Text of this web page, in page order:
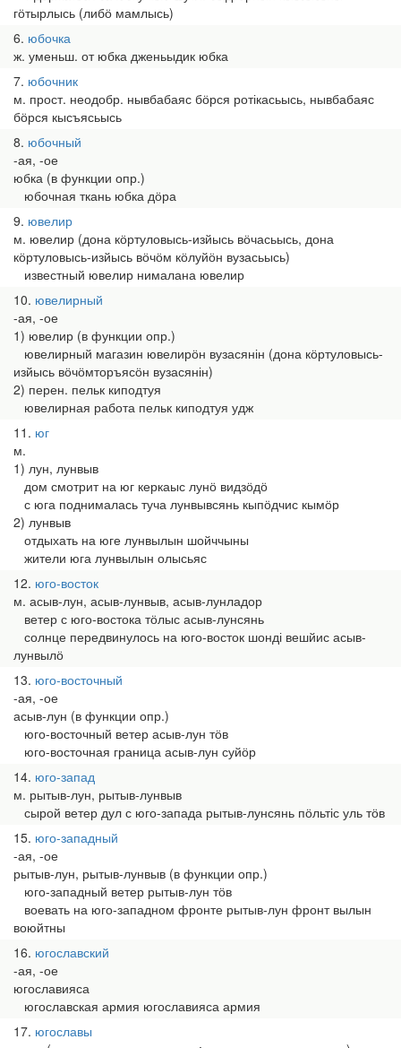
гӧтырлысь (либӧ мамлысь)
6 юбочка
ж. уменьш. от юбка дженьыдик юбка
7 юбочник
м. прост. неодобр. нывбабаяс бӧрся ротікасьысь, нывбабаяс
бӧрся кысъясьысь
8 юбочный
-ая, -ое
юбка (в функции опр.)
юбочная ткань юбка дӧра
9 ювелир
м. ювелир (дона кӧртуловысь-изйысь вӧчасьысь, дона
кӧртуловысь-изйысь вӧчӧм кӧлуйӧн вузасьысь)
известный ювелир нималана ювелир
10 ювелирный
-ая, -ое
1) ювелир (в функции опр.)
ювелирный магазин ювелирӧн вузасянін (дона кӧртуловысь-
изйысь вӧчӧмторъясӧн вузасянін)
2) перен. пельк киподтуя
ювелирная работа пельк киподтуя удж
11 юг
м.
1) лун, лунвыв
дом смотрит на юг керкаыс лунӧ видзӧдӧ
с юга поднималась туча лунвывсянь кыпӧдчис кымӧр
2) лунвыв
отдыхать на юге лунвылын шойччыны
жители юга лунвылын олысьяс
12 юго-восток
м. асыв-лун, асыв-лунвыв, асыв-лунладор
ветер с юго-востока тӧлыс асыв-лунсянь
солнце передвинулось на юго-восток шонді вешйис асыв-
лунвылӧ
13 юго-восточный
-ая, -ое
асыв-лун (в функции опр.)
юго-восточный ветер асыв-лун тӧв
юго-восточная граница асыв-лун суйӧр
14 юго-запад
м. рытыв-лун, рытыв-лунвыв
сырой ветер дул с юго-запада рытыв-лунсянь пӧльтіс уль тӧв
15 юго-западный
-ая, -ое
рытыв-лун, рытыв-лунвыв (в функции опр.)
юго-западный ветер рытыв-лун тӧв
воевать на юго-западном фронте рытыв-лун фронт вылын
воюйтны
16 югославский
-ая, -ое
югославияса
югославская армия югославияса армия
17 югославы